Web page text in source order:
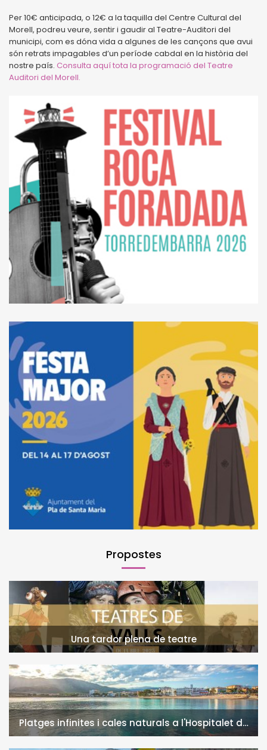
Per 10€ anticipada, o 12€ a la taquilla del Centre Cultural del
Morell, podreu veure, sentir i gaudir al Teatre-Auditori del
municipi, com es dóna vida a algunes de les cançons que avui
són retrats impagables d’un període cabdal en la història del
nostre país. Consulta aquí tota la programació del Teatre
Auditori del Morell.
Propostes
Una tardor plena de teatre
Platges infinites i cales naturals a l'Hospitalet de
l'Infant i la Vall de Llors